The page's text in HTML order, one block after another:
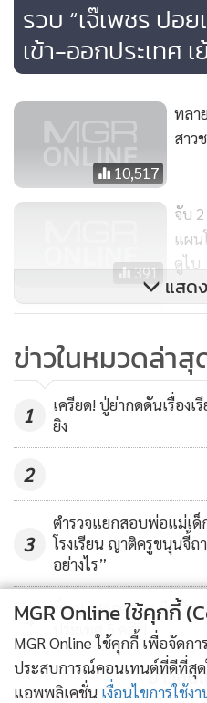
รวบ “เจ๊เพชร ปอ
เข้า-ออกประเทศ
10,517
ทลา
สาว
391
จับ
แผน
ดูไบ
142
ตม.บุ
แสด
ข่าวในหมวดล่าสุ
1
เครียด! ปู่ย่ากดดันเรื่องเ
ยิง
2
3
ตำรวจแยกสอบพ่อแม่เด็
โรงเรียน ญาติครูขนุนจี้
อย่างไร”
4
ช็อก! ตรวจคอมฯ มือปืน
ประเทศ 5 คลิป
ข่าวอื่น
MGR Online ใช้คุกกี้
MGR Online ใช้คุกกี้ เพื่อจัดก
ประสบการณ์คอนเทนต์ที่ดีที่สุ
แอพพลิเคชั่น เงื่อนไขการใช้ง